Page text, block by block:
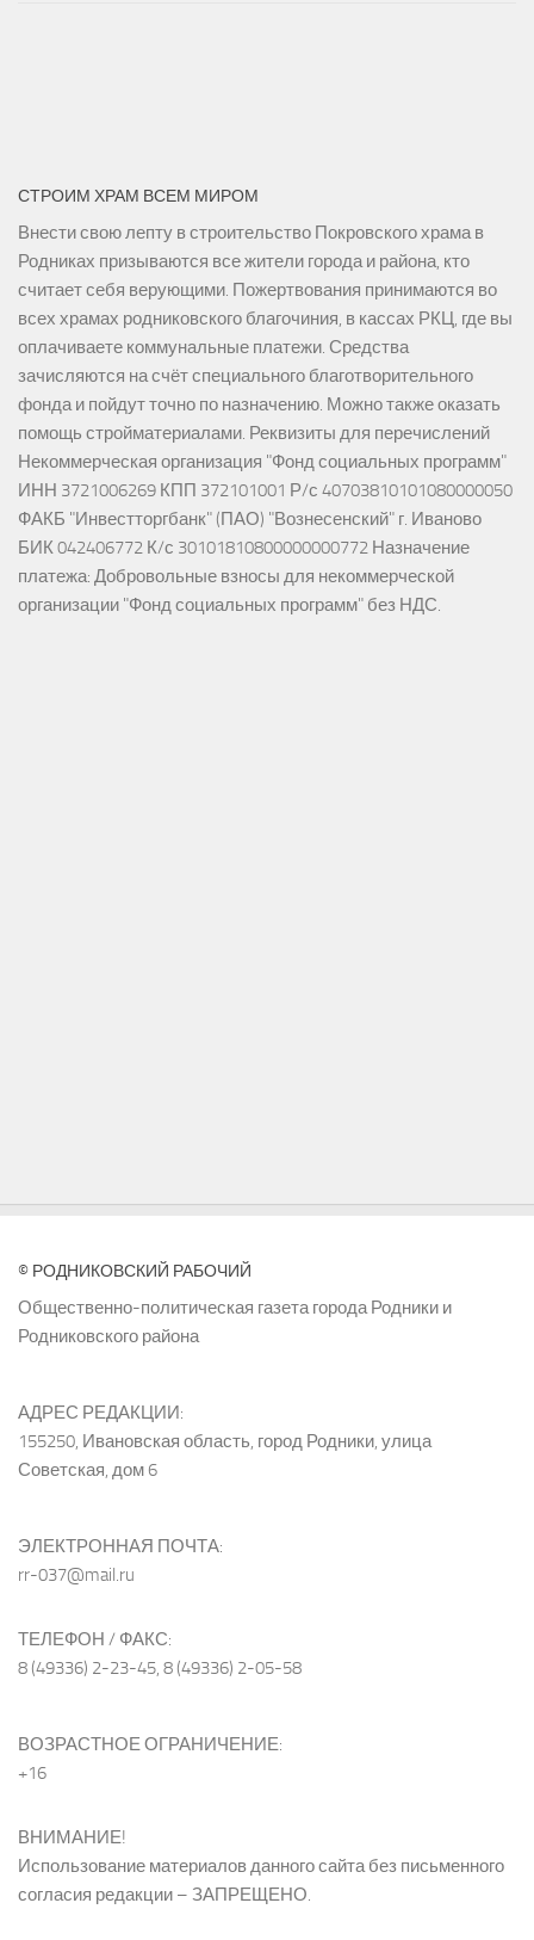
СТРОИМ ХРАМ ВСЕМ МИРОМ
Внести свою лепту в строительство Покровского храма в
Родниках призываются все жители города и района, кто
считает себя верующими. Пожертвования принимаются во
всех храмах родниковского благочиния, в кассах РКЦ, где вы
оплачиваете коммунальные платежи. Средства
зачисляются на счёт специального благотворительного
фонда и пойдут точно по назначению. Можно также оказать
помощь стройматериалами. Реквизиты для перечислений
Некоммерческая организация "Фонд социальных программ"
ИНН 3721006269 КПП 372101001 Р/с 40703810101080000050
ФАКБ "Инвестторгбанк" (ПАО) "Вознесенский" г. Иваново
БИК 042406772 К/с 30101810800000000772 Назначение
платежа: Добровольные взносы для некоммерческой
организации "Фонд социальных программ" без НДС.
© РОДНИКОВСКИЙ РАБОЧИЙ
Общественно-политическая газета города Родники и
Родниковского района
АДРЕС РЕДАКЦИИ:
155250, Ивановская область, город Родники, улица
Советская, дом 6
ЭЛЕКТРОННАЯ ПОЧТА:
rr-037@mail.ru
ТЕЛЕФОН / ФАКС:
8 (49336) 2-23-45, 8 (49336) 2-05-58
ВОЗРАСТНОЕ ОГРАНИЧЕНИЕ:
+16
ВНИМАНИЕ!
Использование материалов данного сайта без письменного
согласия редакции – ЗАПРЕЩЕНО.